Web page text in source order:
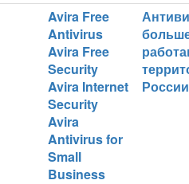
Avira Free
Antivirus
Avira Free
Security
Avira Internet
Security
Avira
Antivirus for
Small
Business
России